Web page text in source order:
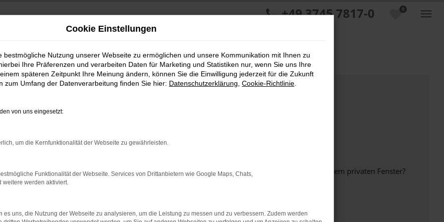
0
+49 3745 7817-0
bestimmter Seiten verhindern. Funktioniert die Seite in einem anderen Browser oder in einem privaten Fenster?
beheben.
auf dem neuesten Stand sind.
Cookie Einstellungen
bestmögliche Nutzung unserer Webseite zu ermöglichen und unsere Kommunikation mit Ihnen zu
Ihre Präferenzen und verarbeiten Daten für Marketing und Statistiken nur, wenn Sie uns Ihre
späteren Zeitpunkt Ihre Meinung ändern, können Sie die Einwilligung jederzeit für die Zukunft
zum Umfang der Datenverarbeitung finden Sie hier: Datenschutzerklärung Cookie-Richtlinie
von uns eingesetzt:
um die Kernfunktionalität der Webseite zu gewährleisten.
Funktionalität der Webseite. Services von Drittanbietern wie Google Maps, Chats,
weitere werden aktiviert.
es uns, die Nutzung der Webseite zu analysieren, um die Leistung zu messen und zu verbessern. Zudem werden